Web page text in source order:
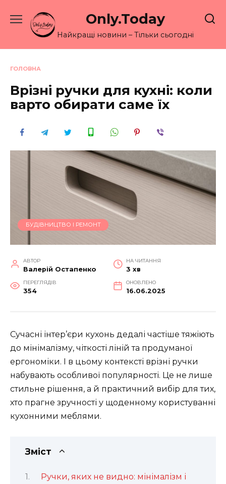
до
Only.Today
Найкращі новини – Тільки сьогодні
ГОЛОВНА
Врізні ручки для кухні: коли
варто обирати саме їх
БУДІВНИЦТВО І РЕМОНТ
АВТОР
Валерій Остапенко
НА ЧИТАННЯ
3 хв
ПЕРЕГЛЯДІВ
354
ОНОВЛЕНО
16.06.2025
Сучасні інтер’єри кухонь дедалі частіше тяжіють
до мінімалізму, чіткості ліній та продуманої
ергономіки. І в цьому контексті врізні ручки
набувають особливої популярності. Це не лише
стильне рішення, а й практичний вибір для тих,
хто прагне зручності у щоденному користуванні
кухонними меблями.
Зміст
Ручки, яких не видно: мінімалізм і